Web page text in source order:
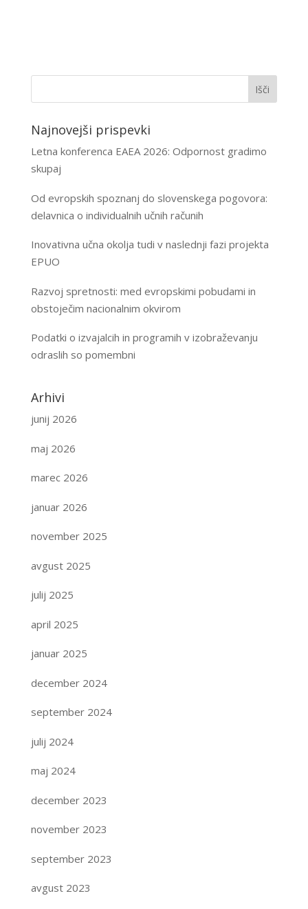
Najnovejši prispevki
Letna konferenca EAEA 2026: Odpornost gradimo
skupaj
Od evropskih spoznanj do slovenskega pogovora:
delavnica o individualnih učnih računih
Inovativna učna okolja tudi v naslednji fazi projekta
EPUO
Razvoj spretnosti: med evropskimi pobudami in
obstoječim nacionalnim okvirom
Podatki o izvajalcih in programih v izobraževanju
odraslih so pomembni
Arhivi
junij 2026
maj 2026
marec 2026
januar 2026
november 2025
avgust 2025
julij 2025
april 2025
januar 2025
december 2024
september 2024
julij 2024
maj 2024
december 2023
november 2023
september 2023
avgust 2023